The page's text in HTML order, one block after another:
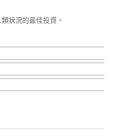
狀況的最佳投資。